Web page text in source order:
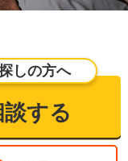
しの方へ
する